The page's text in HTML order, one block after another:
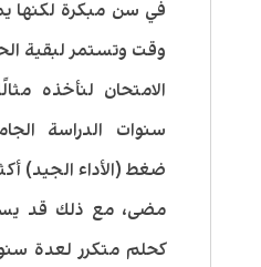
في سن مبكرة لكنها
وقت وتستمر لبقية
الامتحان لنأخذه
سنوات الدراسة
ضغط (الأداء الجيد)
مضى، مع ذلك قد
كحلم متكرر لعدة